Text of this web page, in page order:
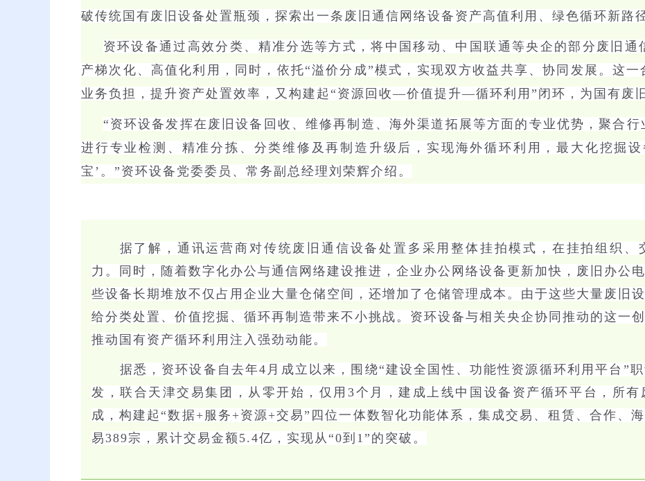
破传统国有废旧设备处置瓶颈，探索出一条废旧通信网络设备资产高值利用、绿色循环新路
资环设备通过高效分类、精准分选等方式，将中国移动、中国联通等央企的部分废旧通
产梯次化、高值化利用，同时，依托“溢价分成”模式，实现双方收益共享、协同发展。这
业务负担，提升资产处置效率，又构建起“资源回收—价值提升—循环利用”闭环，为国有废
“资环设备发挥在废旧设备回收、维修再制造、海外渠道拓展等方面的专业优势，聚合
进行专业检测、精准分拣、分类维修及再制造升级后，实现海外循环利用，最大化挖掘
宝’。”资环设备党委委员、常务副总经理刘荣辉介绍。
据了解，通讯运营商对传统废旧通信设备处置多采用整体挂拍模式，在挂拍组织、
力。同时，随着数字化办公与通信网络建设推进，企业办公网络设备更新加快，废旧办公
些设备长期堆放不仅占用企业大量仓储空间，还增加了仓储管理成本。由于这些大量废旧
给分类处置、价值挖掘、循环再制造带来不小挑战。资环设备与相关央企协同推动的这一
推动国有资产循环利用注入强劲动能。
据悉，资环设备自去年4月成立以来，围绕“建设全国性、功能性资源循环利用平台”
发，联合天津交易集团，从零开始，仅用3个月，建成上线中国设备资产循环平台，所
成，构建起“数据+服务+资源+交易”四位一体数智化功能体系，集成交易、租赁、合作、
易389宗，累计交易金额5.4亿，实现从“0到1”的突破。